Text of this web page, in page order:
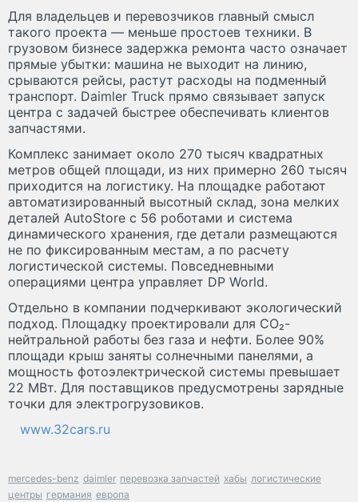
Для владельцев и перевозчиков главный смысл
такого проекта — меньше простоев техники. В
грузовом бизнесе задержка ремонта часто означает
прямые убытки: машина не выходит на линию,
срываются рейсы, растут расходы на подменный
транспорт. Daimler Truck прямо связывает запуск
центра с задачей быстрее обеспечивать клиентов
запчастями.
Комплекс занимает около 270 тысяч квадратных
метров общей площади, из них примерно 260 тысяч
приходится на логистику. На площадке работают
автоматизированный высотный склад, зона мелких
деталей AutoStore с 56 роботами и система
динамического хранения, где детали размещаются
не по фиксированным местам, а по расчету
логистической системы. Повседневными
операциями центра управляет DP World.
Отдельно в компании подчеркивают экологический
подход. Площадку проектировали для CO₂-
нейтральной работы без газа и нефти. Более 90%
площади крыш заняты солнечными панелями, а
мощность фотоэлектрической системы превышает
22 МВт. Для поставщиков предусмотрены зарядные
точки для электрогрузовиков.
www.32cars.ru
mercedes-benz daimler перевозка запчастей хабы логистические
центры германия европа